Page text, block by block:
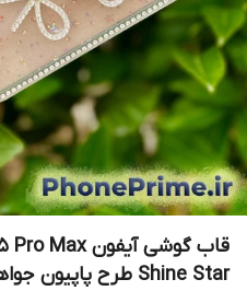
Shine Star طرح پاپیون جواهری آیفون ۱۵ پرومکس